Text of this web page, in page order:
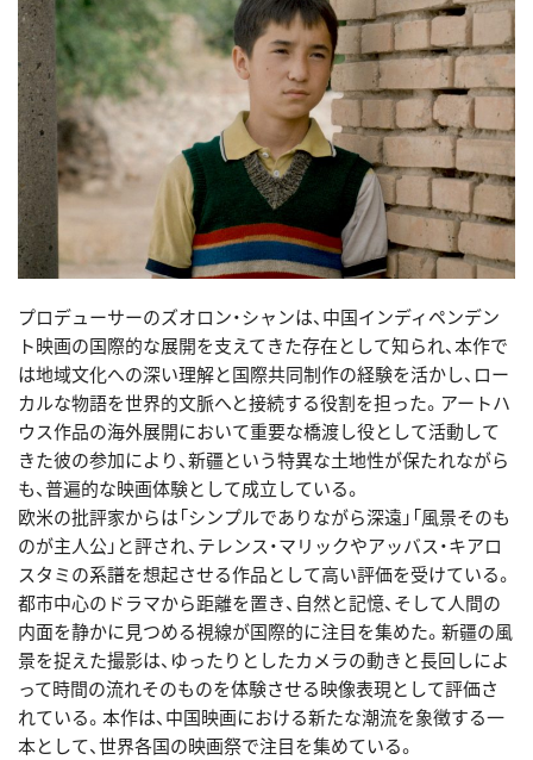
プロデューサーのズオロン・シャンは、中国インディペンデン
ト映画の国際的な展開を支えてきた存在として知られ、本作で
は地域文化への深い理解と国際共同制作の経験を活かし、ロー
カルな物語を世界的文脈へと接続する役割を担った。アートハ
ウス作品の海外展開において重要な橋渡し役として活動して
きた彼の参加により、新疆という特異な土地性が保たれながら
も、普遍的な映画体験として成立している。
欧米の批評家からは「シンプルでありながら深遠」「風景そのも
のが主人公」と評され、テレンス・マリックやアッバス・キアロ
スタミの系譜を想起させる作品として高い評価を受けている。
都市中心のドラマから距離を置き、自然と記憶、そして人間の
内面を静かに見つめる視線が国際的に注目を集めた。新疆の風
景を捉えた撮影は、ゆったりとしたカメラの動きと長回しによ
って時間の流れそのものを体験させる映像表現として評価さ
れている。本作は、中国映画における新たな潮流を象徴する一
本として、世界各国の映画祭で注目を集めている。